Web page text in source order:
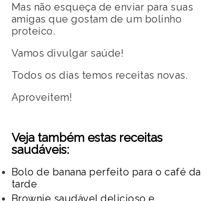
Mas não esqueça de enviar para suas
amigas que gostam de um bolinho
proteico.
Vamos divulgar saúde!
Todos os dias temos receitas novas.
Aproveitem!
Veja também estas receitas
saudáveis:
Bolo de banana perfeito para o café da
tarde
Brownie saudável delicioso e